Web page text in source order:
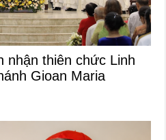
nhận thiên chức Linh
Gioan Maria